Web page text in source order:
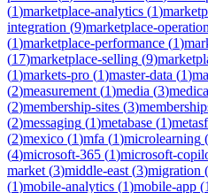
(1)marketplace-analytics (1)
integration (9)marketplace-
(1)marketplace-performance (1)
(17)marketplace-selling (9)
(1)markets-pro (1)master-data (1)
(2)measurement (1)media (3)
(2)membership-sites (3)
(2)messaging (1)metabase (1)
(2)mexico (1)mfa (1)microlearning (
(4)microsoft-365 (1)microsoft-
market (3)middle-east (3)migration (
(1)mobile-analytics (1)mobile-app (1